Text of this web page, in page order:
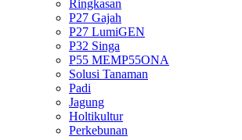
Ringkasan
P27 Gajah
P27 LumiGEN
P32 Singa
P55 MEMP55ONA
Solusi Tanaman
Padi
Jagung
Holtikultur
Perkebunan